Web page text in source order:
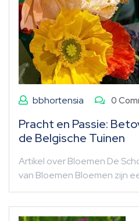
bbhortensia 0
Pracht en Passie:
de Belgische Tuinen
Artikel over Bloemen De
van Bloemen Bloemen zijn